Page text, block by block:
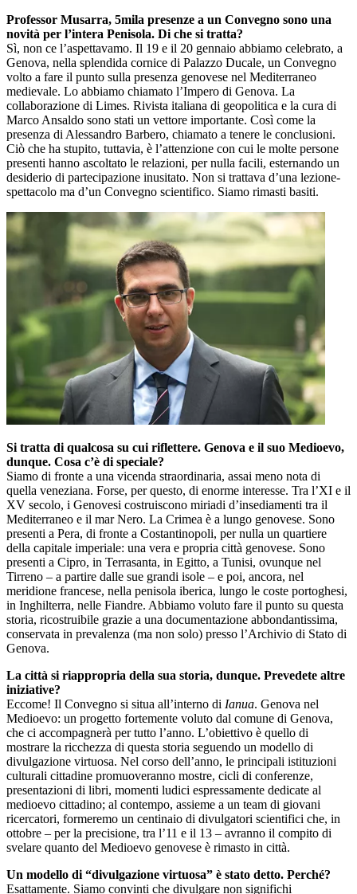
Professor Musarra, 5mila presenze a un Convegno sono una
novità per l’intera Penisola. Di che si tratta?
Sì, non ce l’aspettavamo. Il 19 e il 20 gennaio abbiamo celebrato, a
Genova, nella splendida cornice di Palazzo Ducale, un Convegno
volto a fare il punto sulla presenza genovese nel Mediterraneo
medievale. Lo abbiamo chiamato l’Impero di Genova. La
collaborazione di Limes. Rivista italiana di geopolitica e la cura di
Marco Ansaldo sono stati un vettore importante. Così come la
presenza di Alessandro Barbero, chiamato a tenere le conclusioni.
Ciò che ha stupito, tuttavia, è l’attenzione con cui le molte persone
presenti hanno ascoltato le relazioni, per nulla facili, esternando un
desiderio di partecipazione inusitato. Non si trattava d’una lezione-
spettacolo ma d’un Convegno scientifico. Siamo rimasti basiti.
Si tratta di qualcosa su cui riflettere. Genova e il suo Medioevo,
dunque. Cosa c’è di speciale?
Siamo di fronte a una vicenda straordinaria, assai meno nota di
quella veneziana. Forse, per questo, di enorme interesse. Tra l’XI e il
XV secolo, i Genovesi costruiscono miriadi d’insediamenti tra il
Mediterraneo e il mar Nero. La Crimea è a lungo genovese. Sono
presenti a Pera, di fronte a Costantinopoli, per nulla un quartiere
della capitale imperiale: una vera e propria città genovese. Sono
presenti a Cipro, in Terrasanta, in Egitto, a Tunisi, ovunque nel
Tirreno – a partire dalle sue grandi isole – e poi, ancora, nel
meridione francese, nella penisola iberica, lungo le coste portoghesi,
in Inghilterra, nelle Fiandre. Abbiamo voluto fare il punto su questa
storia, ricostruibile grazie a una documentazione abbondantissima,
conservata in prevalenza (ma non solo) presso l’Archivio di Stato di
Genova.
La città si riappropria della sua storia, dunque. Prevedete altre
iniziative?
Eccome! Il Convegno si situa all’interno di Ianua. Genova nel
Medioevo: un progetto fortemente voluto dal comune di Genova,
che ci accompagnerà per tutto l’anno. L’obiettivo è quello di
mostrare la ricchezza di questa storia seguendo un modello di
divulgazione virtuosa. Nel corso dell’anno, le principali istituzioni
culturali cittadine promuoveranno mostre, cicli di conferenze,
presentazioni di libri, momenti ludici espressamente dedicate al
medioevo cittadino; al contempo, assieme a un team di giovani
ricercatori, formeremo un centinaio di divulgatori scientifici che, in
ottobre – per la precisione, tra l’11 e il 13 – avranno il compito di
svelare quanto del Medioevo genovese è rimasto in città.
Un modello di “divulgazione virtuosa” è stato detto. Perché?
Esattamente. Siamo convinti che divulgare non significhi